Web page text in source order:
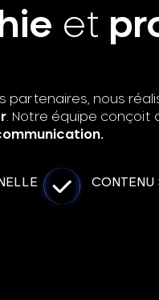
et
partenaires, nous
. Notre équipe
CONTENU